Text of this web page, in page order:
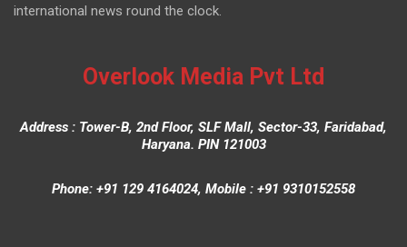
international news round the clock.
Overlook Media Pvt Ltd
Address : Tower-B, 2nd Floor, SLF Mall, Sector-33, Faridabad,
Haryana. PIN 121003
Phone: +91 129 4164024, Mobile : +91 9310152558